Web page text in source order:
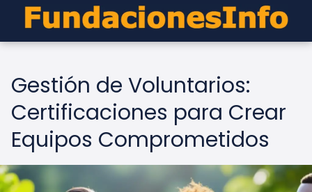
Gestión de Voluntarios:
Certificaciones para Crear
Equipos Comprometidos